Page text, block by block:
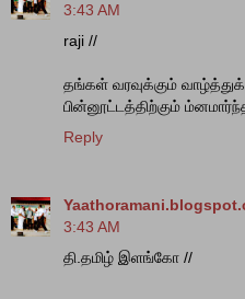
3:43 AM
raji //
தங்கள் வரவுக்கும்
பின்னூட்டத்திற்கும்
Reply
3:43 AM
தி.தமிழ் இளங்கோ //